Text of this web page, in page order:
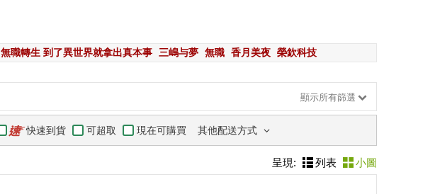
無職轉生 到了異世界就拿出真本事 三嶋与夢 無職 香月美夜 榮欽科技
顯示所有篩選
快速到貨 可超取 現在可購買 其他配送方式
呈現: 列表 小圖